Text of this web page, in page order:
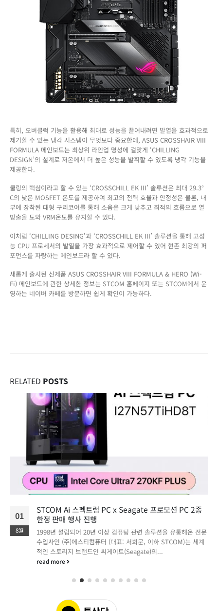
특히, 오버클럭 기능을 활용해 최대로 성능을 끌어내려면 발열을 효과적으로
제거할 수 있는 냉각 시스템이 무엇보다 중요한데, ASUS CROSSHAIR VIII
FORMULA 메인보드는 최상위 라인업 명성에 걸맞게 ‘CHILLING
DESIGN’의 설계로 저온에서 더 높은 성능을 발휘할 수 있도록 냉각 기능을
제공한다.
쿨링의 핵심이라고 할 수 있는 ‘CROSSCHILL EK III’ 솔루션은 최대 29.3°
C의 낮은 MOSFET 온도를 제공하여 최고의 전력 효율과 안정성은 물론, 내
부에 장착된 대형 구리코어를 통해 소음은 크게 낮추고 최적의 흐름으로 열
방출을 도와 VRM온도를 유지할 수 있다.
이처럼 ‘CHILLING DESING’과 ‘CROSSCHILL EK III’ 솔루션을 통해 고성
능 CPU 프로세서의 발열을 가장 효과적으로 제어할 수 있어 현존 최강의 퍼
포먼스를 자랑하는 메인보드라 할 수 있다.
새롭게 출시된 신제품 ASUS CROSSHAIR VIII FORMULA & HERO (Wi-
Fi) 메인보드에 관한 상세한 정보는 STCOM 홈페이지 또는 STCOM에서 운
영하는 네이버 카페를 방문하면 쉽게 확인이 가능하다.
RELATED POSTS
01
8월
STCOM Ai 스펙트럼 PC x Seagate 프로모션 PC 2종
한정 판매 행사 진행
1998년 설립되어 20년 이상 컴퓨팅 관련 솔루션을 유통해온 전문
수입사인 (주)에스티컴퓨터 (대표: 서희문, 이하 STCOM)는 세계
적인 스토리지 브랜드인 씨게이트(Seagate)의...
read more